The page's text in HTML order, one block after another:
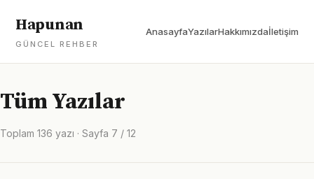
Hapunan
GÜNCEL REHBER
AnasayfaYazılarHakkımızdaİletişim
Tüm Yazılar
Toplam 136 yazı · Sayfa 7 / 12